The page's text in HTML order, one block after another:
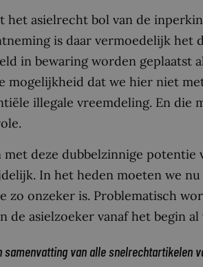
het asielrecht bol van de
is daar vermoedelijk het
in bewaring worden geplaatst
mogelijkheid dat we hier niet
illegale vreemdeling. En die
deze dubbelzinnige potentie
In het heden moeten we
onzeker is. Problematisch
asielzoeker vanaf het begin al
samenvatting van alle snelrechtartikelen